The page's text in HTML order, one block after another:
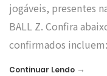
jogáveis, presentes
BALL Z. Confira
confirmados
Continuar Lendo →